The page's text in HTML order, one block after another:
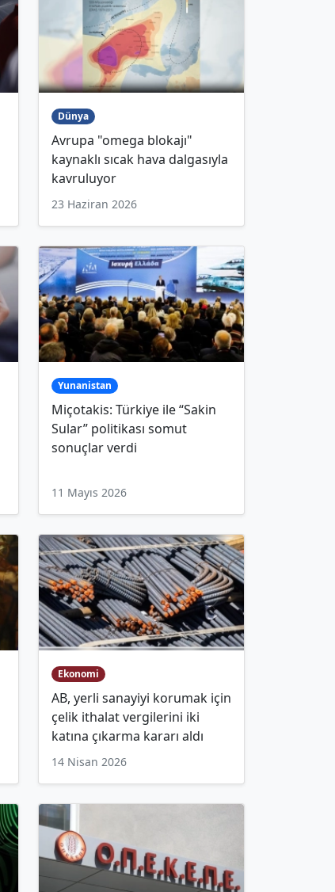
Dünya
Avrupa "omega blokajı"
kaynaklı sıcak hava dalgasıyla
kavruluyor
23 Haziran 2026
Yunanistan
Miçotakis: Türkiye ile “Sakin
Sular” politikası somut
sonuçlar verdi
11 Mayıs 2026
Ekonomi
AB, yerli sanayiyi korumak için
çelik ithalat vergilerini iki
katına çıkarma kararı aldı
14 Nisan 2026